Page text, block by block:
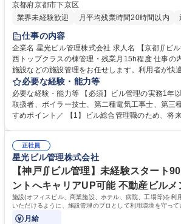
京都府京都市下京区
業界未経験歓迎
月平均残業時間20時間以内
仕事の内容
企業名 星光ビル管理株式会社 求人名 【京都∬ビル管理】経験者歓迎｜関
西トップクラスの棟管理・残業月15h程度 仕事の内容 オフィスビルや商業
施設などの施設管理をお任せします。利用者が快
持に努めていただきます。充実した研修体制のも
幅広くご活躍いただけるポジションです。 ■建物内の巡回、モニターチェ
ック ■各種工事に伴う立ち合い業務 ■定期点検の
ント工事、点検情報の広報や案内 ■緊急時対応（
ビル管理】経験者歓迎｜関西トップクラスの棟管
必要な経験・能力等
必要な経験・能力等 【必須】ビル管理の実務1年
取扱者、ボイラー技士、第二種電気工事士、第三種冷
すめポイント／ 【1】ビル総合管理職のため、将
に日本生命保険相互会社の緊密企業であるため、
だけます。 【3】平均月残業15h程度。プライベー
す。 学歴・資格 学歴：大学院 大学 高専 短大 専修学校 高校 語学力： 資
格：危険物取扱者 ボイラー技士 第二種電気工事士
正社員
星光ビル管理株式会社
【神戸∬ビル管理】未経験スタート
ントへキャリアUP可能 不動産ビルメ
施設(オフィスビル、商業施設、ホテル、病院、工場等)を利
いただけるように、施設管理のプロとして利用環境を守って
社員が未経験スタートで活躍しています！
月給